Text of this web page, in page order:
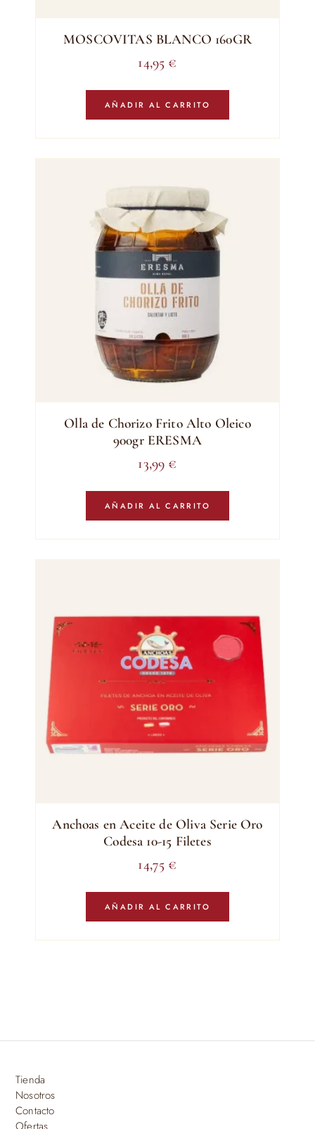
MOSCOVITAS BLANCO 160GR
14,95 €
AÑADIR AL CARRITO
Olla de Chorizo Frito Alto Oleico
900gr ERESMA
13,99 €
AÑADIR AL CARRITO
Anchoas en Aceite de Oliva Serie Oro
Codesa 10-15 Filetes
14,75 €
AÑADIR AL CARRITO
Tienda
Nosotros
Contacto